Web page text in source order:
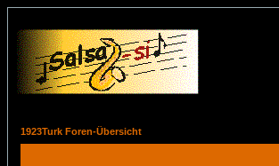
1923Turk Foren-Übersicht